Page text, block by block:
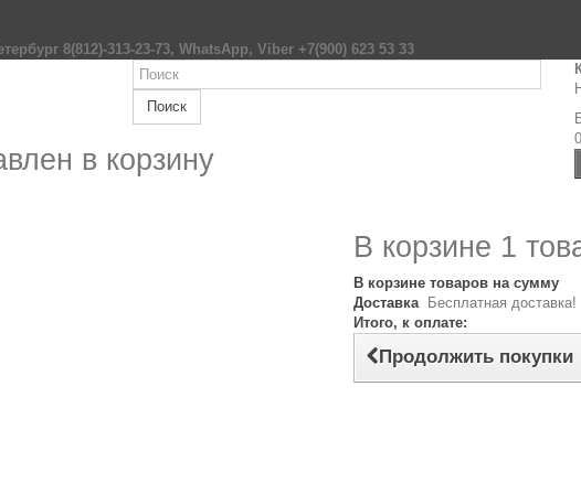
8(812)-313-23-73, WhatsApp, Viber +7(900) 623 53 33
Поиск
в корзину
В корзине 1
В корзине товаров на сумму
Доставка Бесплатная доставка!
Итого, к оплате:
Продолжить покупки